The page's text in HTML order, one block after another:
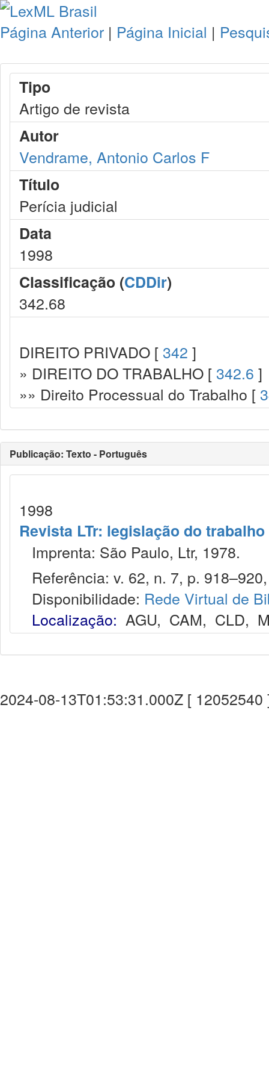
Página Anterior | Página Inicial |
Tipo
Artigo de revista
Autor
Vendrame, Antonio Carlos F
Título
Perícia judicial
Data
1998
Classificação (CDDir)
342.68
DIREITO PRIVADO [ 342 ]
» DIREITO DO TRABALHO [ 342.6 ]
»» Direito Processual do Trabalho [
Publicação: Texto - Português
1998
Revista LTr: legislação do trabalho
Imprenta: São Paulo, Ltr, 1978.
Referência: v. 62, n. 7, p.
Disponibilidade: Rede Virtual de
Localização: AGU, CAM, CLD,
2024-08-13T01:53:31.000Z [ 12052540